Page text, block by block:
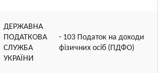
ДЕРЖАВНА
ПОДАТКОВА
СЛУЖБА
УКРАЇНИ
- 103 Податок на доходи
фізичних осіб (ПДФО)